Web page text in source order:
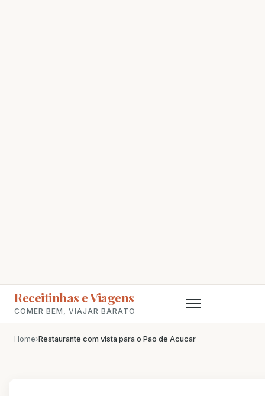
Receitinhas e Viagens
COMER BEM, VIAJAR BARATO
Home›Restaurante com vista para o Pao de Acucar